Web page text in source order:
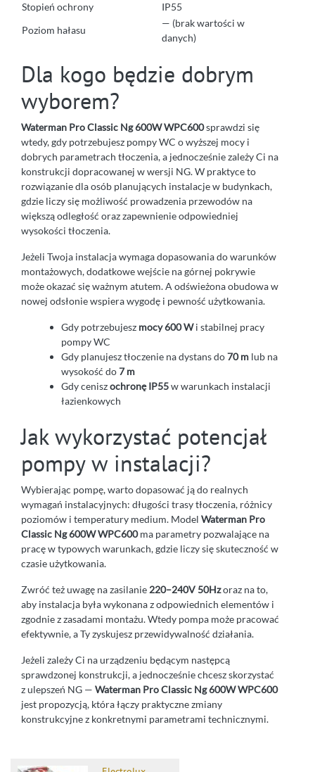
Stopień ochrony
IP55
Poziom hałasu
— (brak wartości w
danych)
Dla kogo będzie dobrym
wyborem?
Waterman Pro Classic Ng 600W WPC600sprawdzi się
wtedy, gdy potrzebujesz pompy WC o wyższej mocy i
dobrych parametrach tłoczenia, a jednocześnie zależy Ci na
konstrukcji dopracowanej w wersji NG. W praktyce to
rozwiązanie dla osób planujących instalacje w budynkach,
gdzie liczy się możliwość prowadzenia przewodów na
większą odległość oraz zapewnienie odpowiedniej
wysokości tłoczenia.
Jeżeli Twoja instalacja wymaga dopasowania do warunków
montażowych, dodatkowe wejście na górnej pokrywie
może okazać się ważnym atutem. A odświeżona obudowa w
nowej odsłonie wspiera wygodę i pewność użytkowania.
Gdy potrzebujesz mocy 600 Wi stabilnej pracy
pompy WC
Gdy planujesz tłoczenie na dystans do70 m lub na
wysokość do7 m
Gdy ceniszochronę IP55w warunkach instalacji
łazienkowych
Jak wykorzystać potencjał
pompy w instalacji?
Wybierając pompę, warto dopasować ją do realnych
wymagań instalacyjnych: długości trasy tłoczenia, różnicy
poziomów i temperatury medium. Model Waterman Pro
Classic Ng 600W WPC600ma parametry pozwalające na
pracę w typowych warunkach, gdzie liczy się skuteczność w
czasie użytkowania.
Zwróć też uwagę na zasilanie 220–240V 50Hzoraz na to,
aby instalacja była wykonana z odpowiednich elementów i
zgodnie z zasadami montażu. Wtedy pompa może pracować
efektywnie, a Ty zyskujesz przewidywalność działania.
Jeżeli zależy Ci na urządzeniu będącym następcą
sprawdzonej konstrukcji, a jednocześnie chcesz skorzystać
z ulepszeń NG — Waterman Pro Classic Ng 600W WPC600
jest propozycją, która łączy praktyczne zmiany
konstrukcyjne z konkretnymi parametrami technicznymi.